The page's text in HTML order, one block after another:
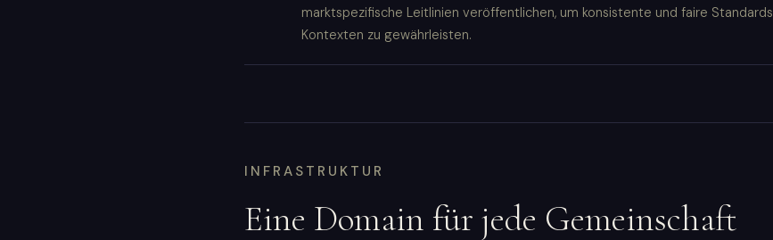
marktspezifische Leitlinien veröffentlichen, um konsistente und faire
Kontexten zu gewährleisten.
INFRASTRUKTUR
Eine Domain für jede Gemeinschaft